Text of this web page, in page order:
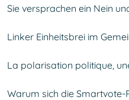
Sie versprachen ein Nein
Linker Einheitsbrei im
La polarisation politique,
Warum sich die